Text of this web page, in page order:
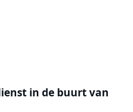
in de buurt van